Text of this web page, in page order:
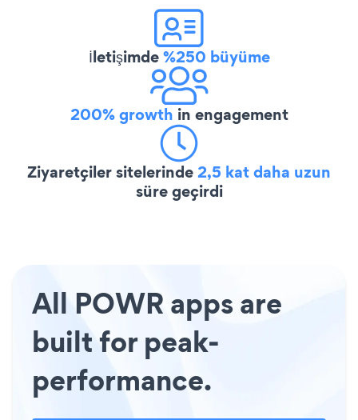
İletişimde%250 büyüme
200% growth in engagement
Ziyaretçiler sitelerinde2,5 kat daha uzun
süre geçirdi
All POWR apps are
built for peak-
performance.